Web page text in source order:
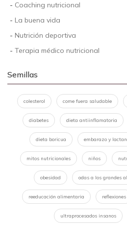
- Coaching nutricional
- La buena vida
- Nutrición deportiva
- Terapia médico nutricional
Semillas
colesterol come fuera saludable
diabetes dieta antiinflamatoria
dieta boricua embarazo y
mitos nutricionales niños
obesidad odas a los grandes
reeducación alimentaria reflexiones
ultraprocesados insanos